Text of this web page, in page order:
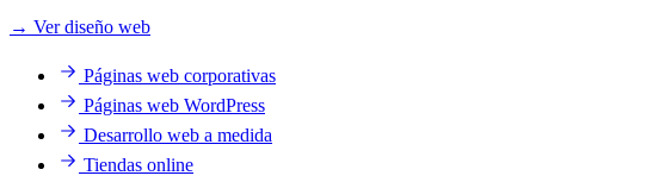
→ Ver diseño web
Páginas web corporativas
Páginas web WordPress
Desarrollo web a medida
Tiendas online